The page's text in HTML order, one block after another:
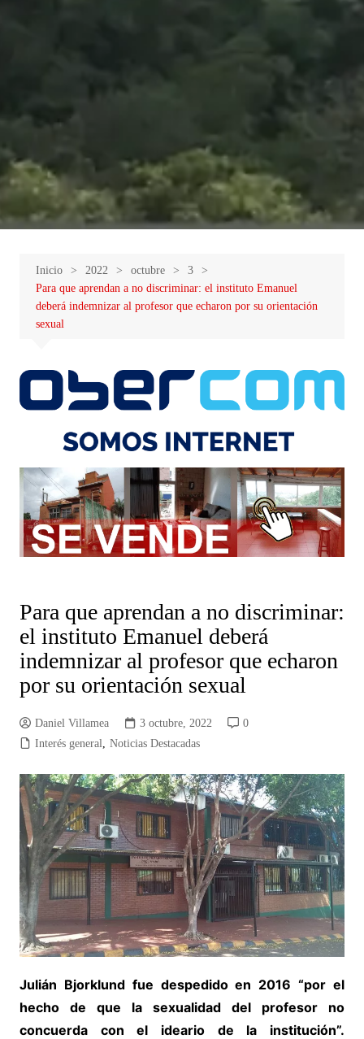
Inicio 2022 octubre
3
Para que aprendan a no discriminar: el instituto Emanuel
deberá indemnizar al profesor que echaron por su orientación
sexual
Para que aprendan a no discriminar:
el instituto Emanuel deberá
indemnizar al profesor que echaron
por su orientación sexual
Daniel Villamea 3 octubre, 2022
0
Interés general, Noticias Destacadas
Julián Bjorklund fue despedido en 2016 “por el
hecho de que la sexualidad del profesor no
concuerda con el ideario de la institución”.